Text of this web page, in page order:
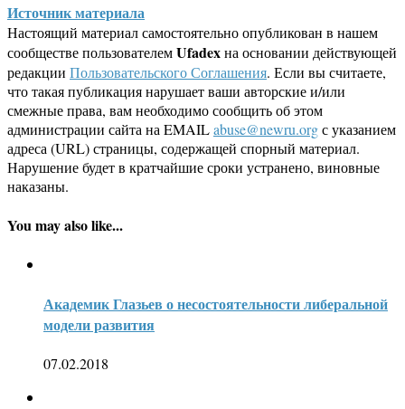
Источник материала
Настоящий материал самостоятельно опубликован в нашем
сообществе пользователемUfadexна основании действующей
редакции Пользовательского Соглашения. Если вы считаете,
что такая публикация нарушает ваши авторские и/или
смежные права, вам необходимо сообщить об этом
администрации сайта на EMAILabuse@newru.orgс указанием
адреса (URL) страницы, содержащей спорный материал.
Нарушение будет в кратчайшие сроки устранено, виновные
наказаны.
You may also like...
Академик Глазьев о несостоятельности либеральной
модели развития
07.02.2018